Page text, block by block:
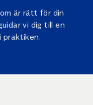
är rätt för din
vi dig till en
praktiken.